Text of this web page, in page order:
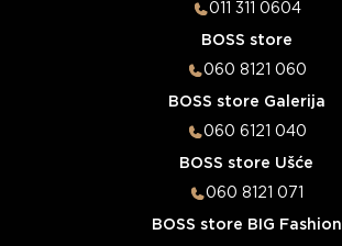
011 311 0604
BOSS store
060 8121 060
BOSS store Galerija
060 6121 040
BOSS store Ušće
060 8121 071
BOSS store BIG Fashion